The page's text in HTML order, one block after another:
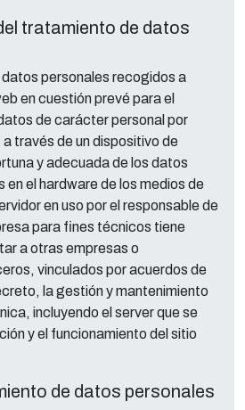
tratamiento de datos
personales recogidos a
en cuestión prevé para el
de carácter personal por
través de un dispositivo de
y adecuada de los datos
el hardware de los medios de
en uso por el responsable de
para fines técnicos tiene
a otras empresas o
vinculados por acuerdos de
la gestión y mantenimiento
incluyendo el server que se
y el funcionamiento del sitio
de datos personales